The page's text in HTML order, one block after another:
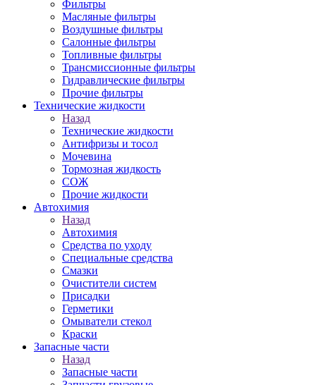
Фильтры
Масляные фильтры
Воздушные фильтры
Салонные фильтры
Топливные фильтры
Трансмиссионные фильтры
Гидравлические фильтры
Прочие фильтры
Технические жидкости
Назад
Технические жидкости
Антифризы и тосол
Мочевина
Тормозная жидкость
СОЖ
Прочие жидкости
Автохимия
Назад
Автохимия
Средства по уходу
Специальные средства
Смазки
Очистители систем
Присадки
Герметики
Омыватели стекол
Краски
Запасные части
Назад
Запасные части